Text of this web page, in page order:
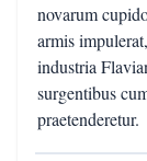
novarum
armis
industria
surgentibus
praetenderetur.